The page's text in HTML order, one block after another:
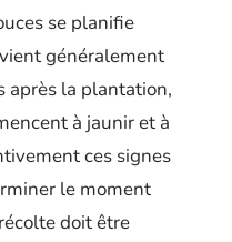
se planifie
généralement
après la plantation,
à jaunir et à
ces signes
le moment
doit être